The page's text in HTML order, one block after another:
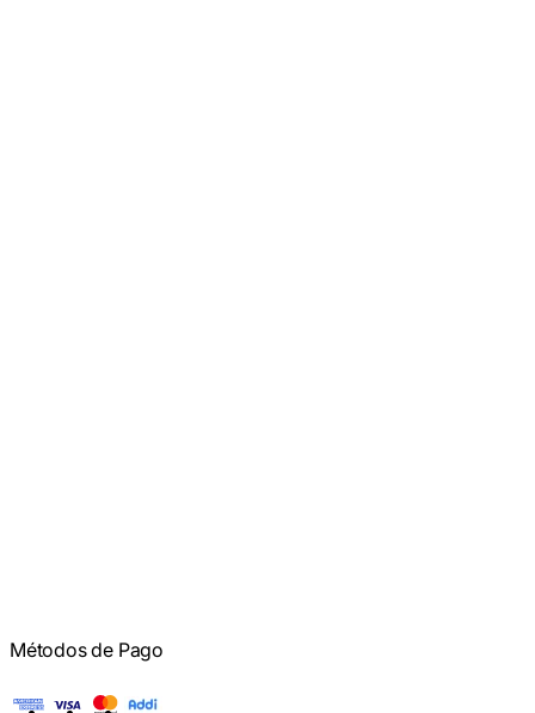
Métodos de Pago
American Express
Visa Mastercard